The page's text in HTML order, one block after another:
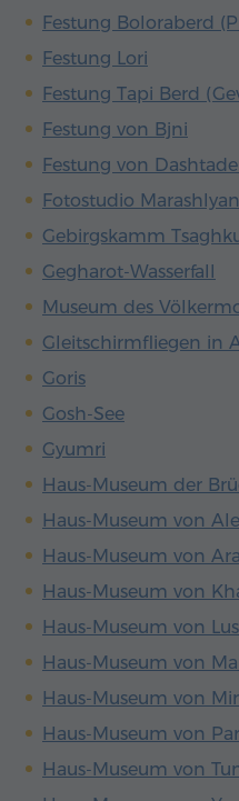
Festung Boloraberd
Festung Lori
Festung Tapi Berd
Festung von Bjni
Festung von
Fotostudio Marashlyan
Gebirgskamm
Gegharot-Wasserfall
Museum des
Gleitschirmfliegen in
Goris
Gosh-See
Gyumri
Haus-Museum der
Haus-Museum von
Haus-Museum von
Haus-Museum von
Haus-Museum von
Haus-Museum von
Haus-Museum von
Haus-Museum von
Haus-Museum von